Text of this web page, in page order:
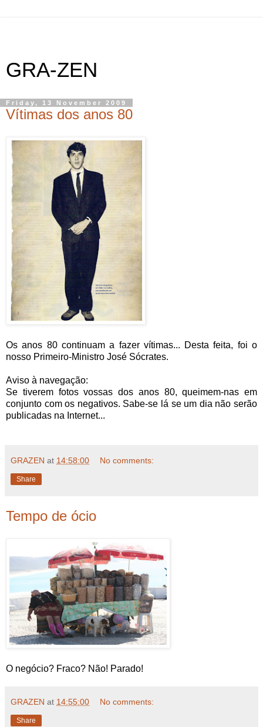
GRA-ZEN
Friday, 13 November 2009
Vítimas dos anos 80
Os anos 80 continuam a fazer vítimas... Desta feita, foi o
nosso Primeiro-Ministro José Sócrates.
Aviso à navegação:
Se tiverem fotos vossas dos anos 80, queimem-nas em
conjunto com os negativos. Sabe-se lá se um dia não serão
publicadas na Internet...
GRAZEN at 14:58:00 No comments:
Share
Tempo de ócio
O negócio? Fraco? Não! Parado!
GRAZEN at 14:55:00 No comments:
Share